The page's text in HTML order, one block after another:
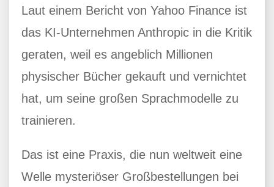
Laut einem Bericht von Yahoo Finance ist
das KI-Unternehmen Anthropic in die Kritik
geraten, weil es angeblich Millionen
physischer Bücher gekauft und vernichtet
hat, um seine großen Sprachmodelle zu
trainieren.
Das ist eine Praxis, die nun weltweit eine
Welle mysteriöser Großbestellungen bei